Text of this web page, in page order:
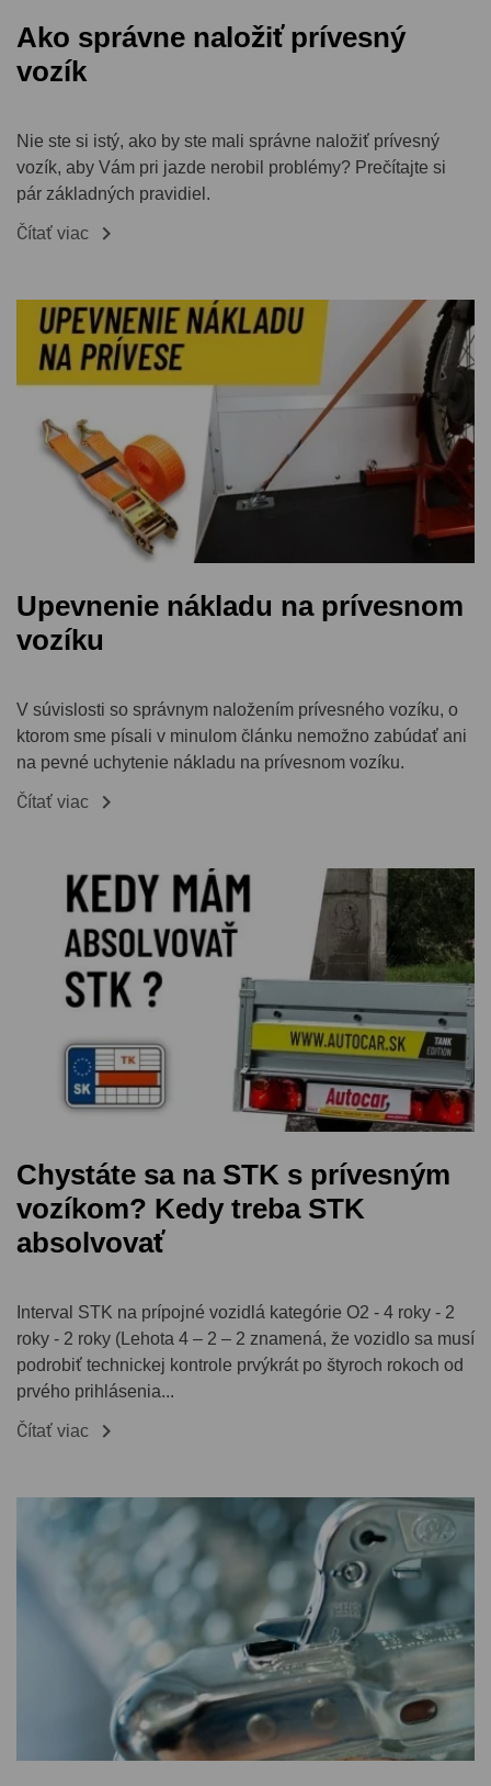
Ako správne naložiť prívesný
vozík
Nie ste si istý, ako by ste mali správne naložiť prívesný
vozík, aby Vám pri jazde nerobil problémy? Prečítajte si
pár základných pravidiel.
Čítať viac 
Upevnenie nákladu na prívesnom
vozíku
V súvislosti so správnym naložením prívesného vozíku, o
ktorom sme písali v minulom článku nemožno zabúdať ani
na pevné uchytenie nákladu na prívesnom vozíku.
Čítať viac 
Chystáte sa na STK s prívesným
vozíkom? Kedy treba STK
absolvovať
Interval STK na prípojné vozidlá kategórie O2 - 4 roky - 2
roky - 2 roky (Lehota 4 – 2 – 2 znamená, že vozidlo sa musí
podrobiť technickej kontrole prvýkrát po štyroch rokoch od
prvého prihlásenia...
Čítať viac 